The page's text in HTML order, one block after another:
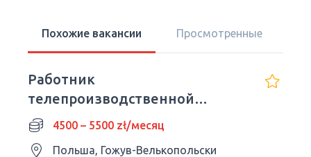
Похожие вакансии Просмотренные
Работник
телепроизводственной
компании TPV / Без ночных
смен
4500 – 5500 zł/месяц
Польша, Гожув-Велькопольски